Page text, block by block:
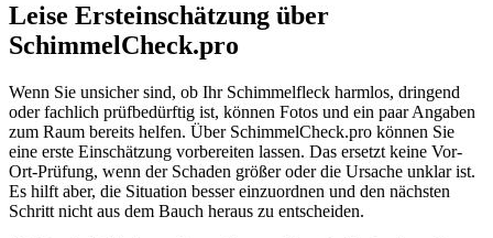
Leise Ersteinschätzung über
SchimmelCheck.pro
Wenn Sie unsicher sind, ob Ihr Schimmelfleck harmlos, dringend
oder fachlich prüfbedürftig ist, können Fotos und ein paar Angaben
zum Raum bereits helfen. Über SchimmelCheck.pro können Sie
eine erste Einschätzung vorbereiten lassen. Das ersetzt keine Vor-
Ort-Prüfung, wenn der Schaden größer oder die Ursache unklar ist.
Es hilft aber, die Situation besser einzuordnen und den nächsten
Schritt nicht aus dem Bauch heraus zu entscheiden.